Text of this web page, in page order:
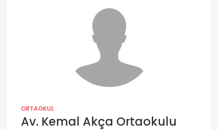
ORTAOKUL
Av. Kemal Akça Ortaokulu